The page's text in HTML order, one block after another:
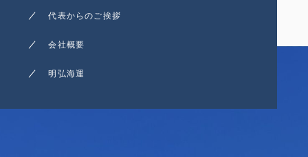
代表からのご挨拶
会社概要
明弘海運